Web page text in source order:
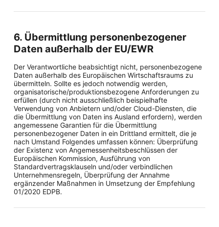
6. Übermittlung personenbezogener
Daten außerhalb der EU/EWR
Der Verantwortliche beabsichtigt nicht, personenbezogene
Daten außerhalb des Europäischen Wirtschaftsraums zu
übermitteln. Sollte es jedoch notwendig werden,
organisatorische/produktionsbezogene Anforderungen zu
erfüllen (durch nicht ausschließlich beispielhafte
Verwendung von Anbietern und/oder Cloud-Diensten, die
die Übermittlung von Daten ins Ausland erfordern), werden
angemessene Garantien für die Übermittlung
personenbezogener Daten in ein Drittland ermittelt, die je
nach Umstand Folgendes umfassen können: Überprüfung
der Existenz von Angemessenheitsbeschlüssen der
Europäischen Kommission, Ausführung von
Standardvertragsklauseln und/oder verbindlichen
Unternehmensregeln, Überprüfung der Annahme
ergänzender Maßnahmen in Umsetzung der Empfehlung
01/2020 EDPB.